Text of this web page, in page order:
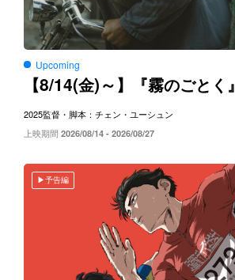
Upcoming
【8/14(金)～】『霧のごとく』
2025監督・脚本：チェン・ユーシュン
上映期間 2026/08/14 - 2026/08/27
予告編